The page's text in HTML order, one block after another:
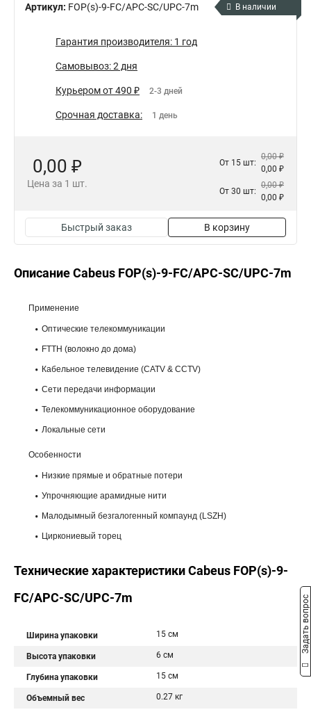
Артикул: FOP(s)-9-FC/APC-SC/UPC-7m В наличии
Гарантия производителя: 1 год
Самовывоз: 2 дня
Курьером от 490 ₽ 2-3 дней
Срочная доставка: 1 день
0,00 ₽
Цена за 1 шт.
От 15 шт:
0,00 ₽
0,00 ₽
От 30 шт:
0,00 ₽
0,00 ₽
Быстрый заказ В корзину
Описание Cabeus FOP(s)-9-FC/APC-SC/UPC-7m
Применение
Оптические телекоммуникации
FTTH (волокно до дома)
Кабельное телевидение (CATV & CCTV)
Сети передачи информации
Телекоммуникационное оборудование
Локальные сети
Особенности
Низкие прямые и обратные потери
Упрочняющие арамидные нити
Малодымный безгалогенный компаунд (LSZH)
Циркониевый торец
Технические характеристики Cabeus FOP(s)-9-
FC/APC-SC/UPC-7m
Ширина упаковки 15 см
Высота упаковки 6 см
Глубина упаковки 15 см
Объемный вес 0.27 кг
Задать вопрос